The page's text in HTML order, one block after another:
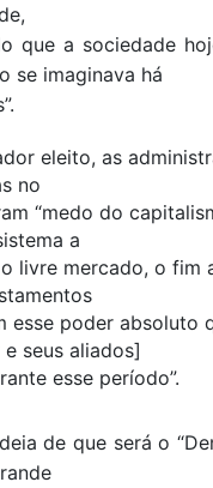
que a sociedade
se imaginava há
eleito, as
no
“medo do
a
livre mercado, o fim
esse poder absoluto
seus aliados]
esse período”.
de que será o